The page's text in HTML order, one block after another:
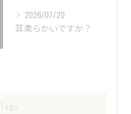
2026/07/20
耳柔らかいですか？
Tags